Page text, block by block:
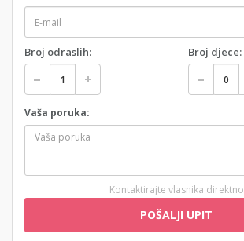
Broj odraslih: Broj djece:
Vaša poruka:
Kontaktirajte vlasnika direktno
POŠALJI UPIT